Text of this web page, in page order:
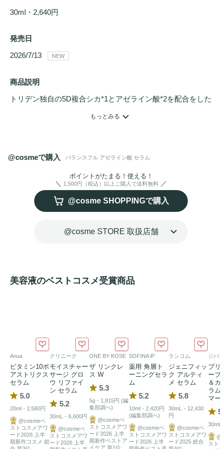
30ml・2,640円
発売日
2026/7/13
NEW
商品説明
トリデン独自の5D複合シカ*1とアゼライン酸*2を配合をした
た方におすすめ。
*1 T-パーセントカーミングコンプレックス（乳酸桿菌発酵
液、ツボクサエキス、タチアオイ花エキス、ニンフェアケル
レア花エキス、センブリエキス、1,2-ヘキサンジオール / 全
て整肌成分）、マデカッソシド、アシアチコシド、マデカシ
明）
もっとみる
@cosmeで購入 バランスフル アゼライン酸 セラム
ポイントがたまる！使える！
1,500円（税込）以上ご購入で送料無料
@cosme SHOPPINGで購入
@cosme STORE 取扱店舗
美容液のベストコスメ受賞商品
Anua
ビタミン10ポ
アストリクス
セラム
5.0
20ml・2,580円
@cosmeベ
ストコスメアワ
ード2026 上半
期新作コスメ 総
クリニーク
モイスチャー
サージ グロ
ウ リファイ
ン セラム
5.2
30mL・6,600円
@cosmeベ
ストコスメアワ
ード2026 上半
ONE BY KOSE
ザ リンクレ
ス W
5.3
5g・1,815円 (編
集部調べ)
@cosmeベ
ストコスメアワ
ード2026 上半
期新作ベストア
イケア 第1位
SOFINA iP
薬用 角層ト
ーニングセラ
ム
5.2
10ml・2,420円
(編集部調べ)
@cosmeベ
ストコスメアワ
ード2026 上半
ランコム
ジェニフィッ
ク アルティ
メ セラム
5.8
30mL・12,430
円
@cosmeベ
ストコスメアワ
ード2025 総合
ジバ
プ
ー
＆
ラ
マー
スト